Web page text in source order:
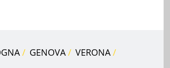
GENOVA
VERONA